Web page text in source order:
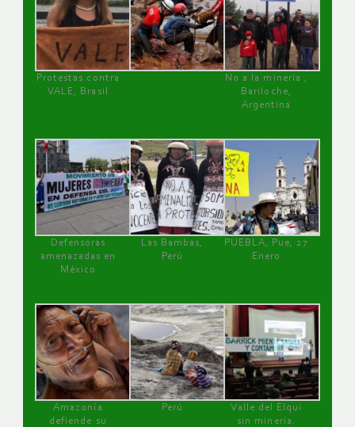
Protestas contra
VALE, Brasil
No a la minería ,
Bariloche,
Argentina
Defensoras
amenazadas en
México
Las Bambas,
Perú
PUEBLA, Pue, 27
Enero
Amazonía
defiende su
Perú
Valle del Elqui
sin minería.